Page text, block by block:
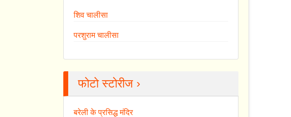
शिव चालीसा
परशुराम चालीसा
फोटो स्टोरीज ›
बरेली के प्रसिद्ध मंदिर